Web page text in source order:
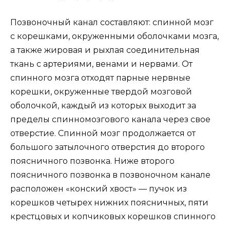
Позвоночный канал составляют: спинной мозг
с корешками, окруженными оболочками мозга,
а также жировая и рыхлая соединительная
ткань с артериями, венами и нервами. От
спинного мозга отходят парные нервные
корешки, окруженные твердой мозговой
оболочкой, каждый из которых выходит за
пределы спинномозгового канала через свое
отверстие. Спинной мозг продолжается от
большого затылочного отверстия до второго
поясничного позвонка. Ниже второго
поясничного позвонка в позвоночном канале
расположен «конский хвост» — пучок из
корешков четырех нижних поясничных, пяти
крестцовых и копчиковых корешков спинного